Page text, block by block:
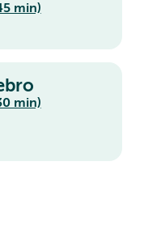
min)
min)